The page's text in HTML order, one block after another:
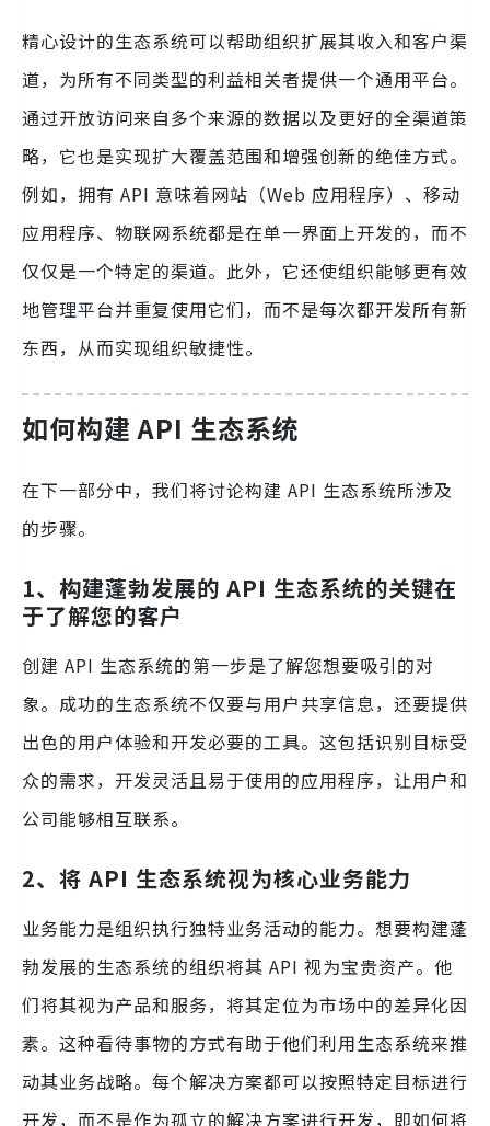
精心设计的生态系统可以帮助组织扩展其收入和客户渠
道，为所有不同类型的利益相关者提供一个通用平台。
通过开放访问来自多个来源的数据以及更好的全渠道策
略，它也是实现扩大覆盖范围和增强创新的绝佳方式。
例如，拥有 API 意味着网站（Web 应用程序）、移动
应用程序、物联网系统都是在单一界面上开发的，而不
仅仅是一个特定的渠道。此外，它还使组织能够更有效
地管理平台并重复使用它们，而不是每次都开发所有新
东西，从而实现组织敏捷性。
如何构建 API 生态系统
在下一部分中，我们将讨论构建 API 生态系统所涉及
的步骤。
1、构建蓬勃发展的 API 生态系统的关键在
于了解您的客户
创建 API 生态系统的第一步是了解您想要吸引的对
象。成功的生态系统不仅要与用户共享信息，还要提供
出色的用户体验和开发必要的工具。这包括识别目标受
众的需求，开发灵活且易于使用的应用程序，让用户和
公司能够相互联系。
2、将 API 生态系统视为核心业务能力
业务能力是组织执行独特业务活动的能力。想要构建蓬
勃发展的生态系统的组织将其 API 视为宝贵资产。他
们将其视为产品和服务，将其定位为市场中的差异化因
素。这种看待事物的方式有助于他们利用生态系统来推
动其业务战略。每个解决方案都可以按照特定目标进行
开发，而不是作为孤立的解决方案进行开发，即如何将